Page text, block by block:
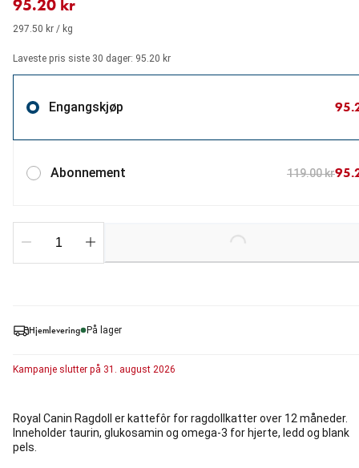
Hjemlevering På lager
Kampanje slutter på 31. august 2026
Royal Canin Ragdoll er kattefôr for ragdollkatter over 12 måneder.
Inneholder taurin, glukosamin og omega-3 for hjerte, ledd og blank
pels.
95.20 kr
297.50 kr / kg
Laveste pris siste 30 dager: 95.20 kr
Engangskjøp
Abonnement 119.00 kr
Loading...